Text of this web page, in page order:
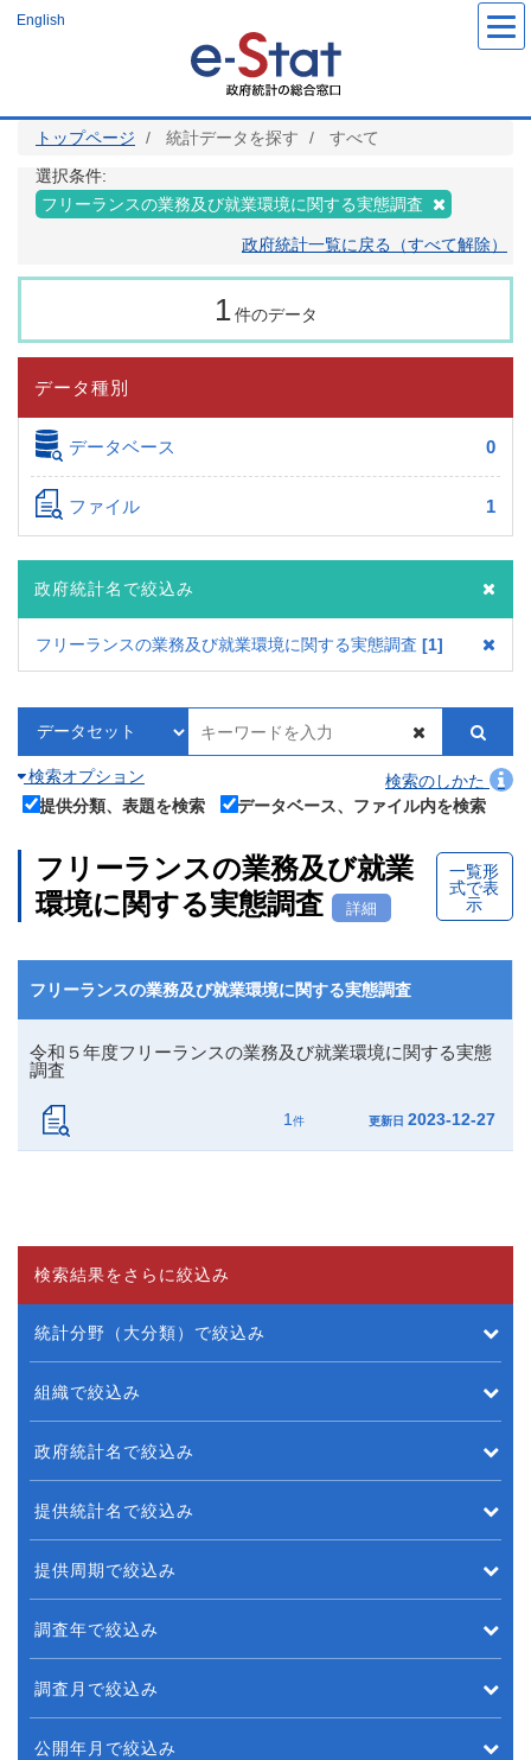
ツ
English
トップページ 統計データを探す
すべて
選択条件:
フリーランスの業務及び就業環境に関する実態調査
政府統計一覧に戻る（すべて解除）
1 件のデータ
データ種別
データベース 0
ファイル 1
政府統計名で絞込み
フリーランスの業務及び就業環境に関する実態調査 1
検索オプション
検索のしかた
提供分類、表題を検索
データベース、ファイル内を検索
フリーランスの業務及び就業
環境に関する実態調査
詳細
一覧形
式で表
示
フリーランスの業務及び就業環境に関する実態調査
令和５年度フリーランスの業務及び就業環境に関する実態
調査
1件 更新日 2023-12-27
検索結果をさらに絞込み
統計分野（大分類）で絞込み
組織で絞込み
政府統計名で絞込み
提供統計名で絞込み
提供周期で絞込み
調査年で絞込み
調査月で絞込み
公開年月で絞込み